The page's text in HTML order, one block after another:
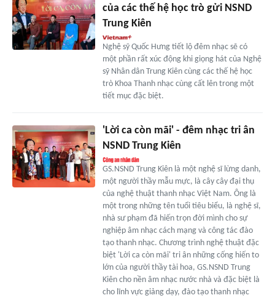
của các thế hệ học trò gửi NSND
Trung Kiên
Nghệ sỹ Quốc Hưng tiết lộ đêm nhạc sẽ có
một phần rất xúc động khi giọng hát của Nghệ
sỹ Nhân dân Trung Kiên cùng các thế hệ học
trò Khoa Thanh nhạc cùng cất lên trong một
tiết mục đặc biệt.
'Lời ca còn mãi' - đêm nhạc tri ân
NSND Trung Kiên
GS.NSND Trung Kiên là một nghệ sĩ lừng danh,
một người thầy mẫu mực, là cây cây đại thụ
của nghệ thuật thanh nhạc Việt Nam. Ông là
một trong những tên tuổi tiêu biểu, là nghệ sĩ,
nhà sư phạm đã hiến trọn đời mình cho sự
nghiệp âm nhạc cách mạng và công tác đào
tạo thanh nhạc. Chương trình nghệ thuật đặc
biệt 'Lời ca còn mãi' tri ân những cống hiến to
lớn của người thầy tài hoa, GS.NSND Trung
Kiên cho nền âm nhạc nước nhà và đặc biệt là
cho lĩnh vực giảng dạy, đào tạo thanh nhạc